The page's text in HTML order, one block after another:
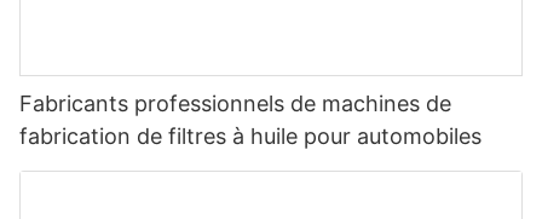
Fabricants professionnels de machines de
fabrication de filtres à huile pour automobiles